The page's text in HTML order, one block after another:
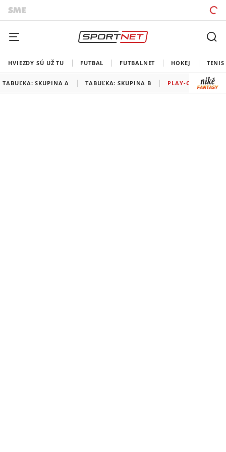
HVIEZDY SÚ UŽ TU FUTBAL FUTBALNET HOKEJ TENIS
TABUĽKA: SKUPINA A TABUĽKA: SKUPINA B PLAY-OFF